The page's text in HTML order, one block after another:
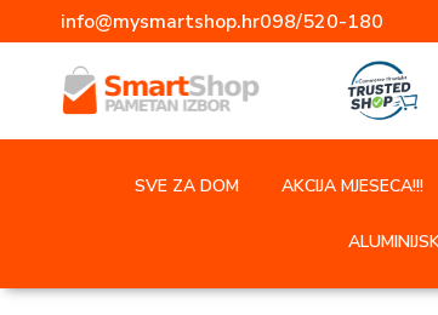
info@mysmartshop.hr098/520-180
SVE ZA DOM AKCIJA MJESECA!!!